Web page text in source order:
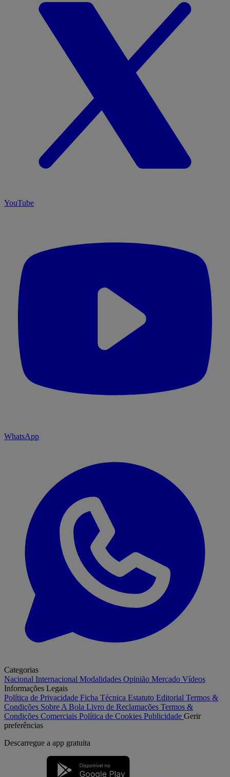
YouTube
WhatsApp
Categorias
Nacional Internacional Modalidades Opinião Mercado Vídeos
Informações Legais
Política de Privacidade Ficha Técnica Estatuto Editorial Termos &
Condições Sobre A Bola Livro de Reclamações Termos &
Condições Comerciais Política de Cookies Publicidade Gerir
preferências
Descarregue a app gratuita